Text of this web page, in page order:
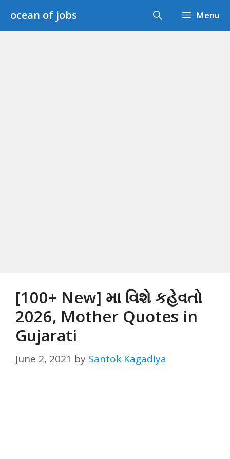
ocean of jobs Menu
[100+ New] મા વિશે કહેવતો
2026, Mother Quotes in
Gujarati
June 2, 2021 by Santok Kagadiya